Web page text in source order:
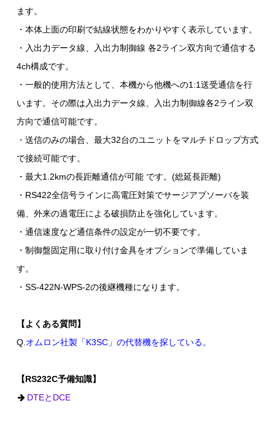
ます。
・本体上面の印刷で結線状態をわかりやすく表示しています。
・入出力データ線、入出力制御線 各2ライン双方向で通信する
4ch構成です。
・一般的使用方法として、本機から他機への1:1送受通信を行
います。その際は入出力データ線、入出力制御線各2ライン双
方向で通信可能です。
・送信のみの場合、最大32台のユニットをマルチドロップ方式
で接続可能です。
・最大1.2kmの長距離通信が可能 です。(総延長距離)
・RS422全信号ラインに高電圧対策でサージアブソーバを装
備、外来の過電圧による破損防止を強化しています。
・通信速度など通信条件の設定が一切不要です。
・制御盤固定用に取り付け金具をオプションで準備していま
す。
・SS-422N-WPS-2の後継機種になります。
【よくある質問】
Q.オムロン社製「K3SC」の代替機を探している。
【RS232C予備知識】
DTEとDCE